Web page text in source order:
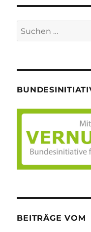
Suche
nach:
BEITRÄGE VOM